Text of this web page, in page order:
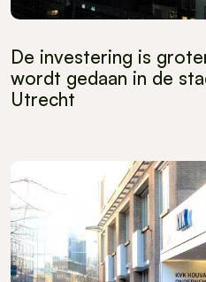
De investering is
wordt gedaan in de
Utrecht